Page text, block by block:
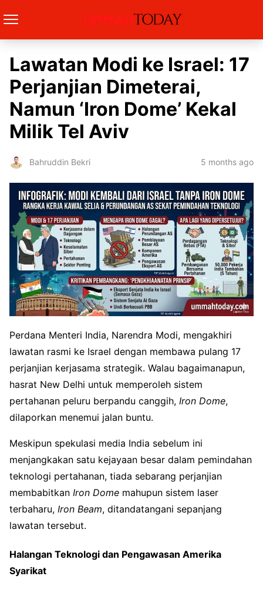
Lawatan Modi ke Israel: 17
Perjanjian Dimeterai,
Namun ‘Iron Dome’ Kekal
Milik Tel Aviv
Bahruddin Bekri 5 months ago
Perdana Menteri India, Narendra Modi, mengakhiri
lawatan rasmi ke Israel dengan membawa pulang 17
perjanjian kerjasama strategik. Walau bagaimanapun,
hasrat New Delhi untuk memperoleh sistem
pertahanan peluru berpandu canggih, Iron Dome,
dilaporkan menemui jalan buntu.
Meskipun spekulasi media India sebelum ini
menjangkakan satu kejayaan besar dalam pemindahan
teknologi pertahanan, tiada sebarang perjanjian
membabitkan Iron Dome mahupun sistem laser
terbaharu, Iron Beam, ditandatangani sepanjang
lawatan tersebut.
Halangan Teknologi dan Pengawasan Amerika
Syarikat